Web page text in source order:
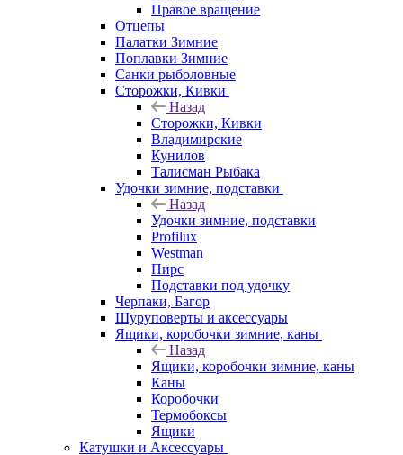
Правое вращение
Отцепы
Палатки Зимние
Поплавки Зимние
Санки рыболовные
Сторожки, Кивки
Назад
Сторожки, Кивки
Владимирские
Кунилов
Талисман Рыбака
Удочки зимние, подставки
Назад
Удочки зимние, подставки
Profilux
Westman
Пирс
Подставки под удочку
Черпаки, Багор
Шуруповерты и аксессуары
Ящики, коробочки зимние, каны
Назад
Ящики, коробочки зимние, каны
Каны
Коробочки
Термобоксы
Ящики
Катушки и Аксессуары